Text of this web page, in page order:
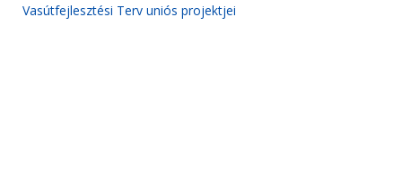
Vasútfejlesztési Terv uniós projektjei